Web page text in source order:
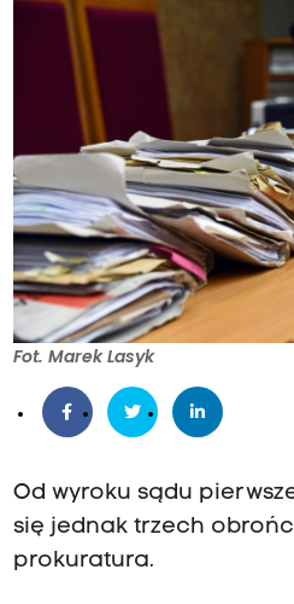
Fot. Marek Lasyk
Od wyroku sądu
się jednak trzech
prokuratura.